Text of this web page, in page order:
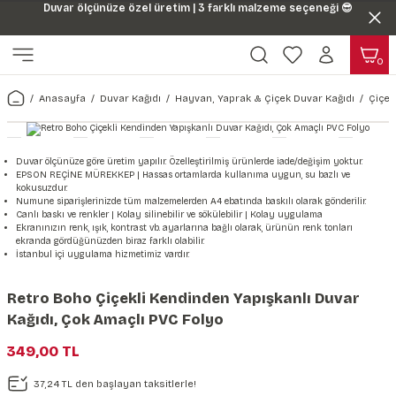
Duvar ölçünüze özel üretim | 3 farklı malzeme seçeneği 😎
Harita & Şehir Duvar Kağıdı
Türkiye Serisi Duvar Kağıdı
Şehir & Ülke Duvar Kağıdı
Duvar Kağıdı
Çiçek Duvar Kağıdı
Hayvan, Yaprak & Çiçek
Yaprak Desenli Duvar Kağıdı
Hayvan Duvar Kağıdı
Kağıdı
Doğa & Manza Duvar Kağıdı
Manzara Duvar Kağıdı
Orman Duvar Kağıdı
Uzay Duvar Kağıdı
Tasarım & Sanatsal Duvar
Sanat Duvar Kağıdı
Geometrik Duvar Kağıdı
Müzik Duvar Kağıdı
Araba Duvar Kağıdı
Sağlık Duvar Kağıdı
Ahşap, Mermer & Taş
Mermer Desenli Duvar Kağıdı
Taş Desenli Duvar Kağıdı
Ahşap Desenli Duvar Kağıdı
Kağıdı Stickeri
Seti
Sticker Seti
0
Anasayfa Duvar Kağıdı Hayvan, Yaprak & Çiçek Duvar Kağıdı Çiçek
Duvar ölçünüze göre üretim yapılır. Özelleştirilmiş ürünlerde iade/değişim yoktur.
EPSON REÇİNE MÜREKKEP | Hassas ortamlarda kullanıma uygun, su bazlı ve
kokusuzdur.
Numune siparişlerinizde tüm malzemelerden A4 ebatında baskılı olarak gönderilir.
Canlı baskı ve renkler | Kolay silinebilir ve sökülebilir | Kolay uygulama
Ekranınızın renk, ışık, kontrast vb. ayarlarına bağlı olarak, ürünün renk tonları
ekranda gördüğünüzden biraz farklı olabilir.
İstanbul içi uygulama hizmetimiz vardır.
Retro Boho Çiçekli Kendinden Yapışkanlı Duvar
Kağıdı, Çok Amaçlı PVC Folyo
349,00 TL
37,24 TL den başlayan taksitlerle!